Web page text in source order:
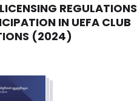
REGULATIONS
IN UEFA CLUB
(2024)